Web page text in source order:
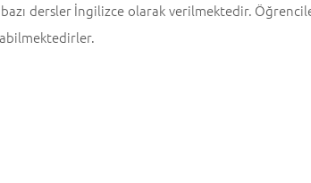
dersler İngilizce olarak verilmektedir.